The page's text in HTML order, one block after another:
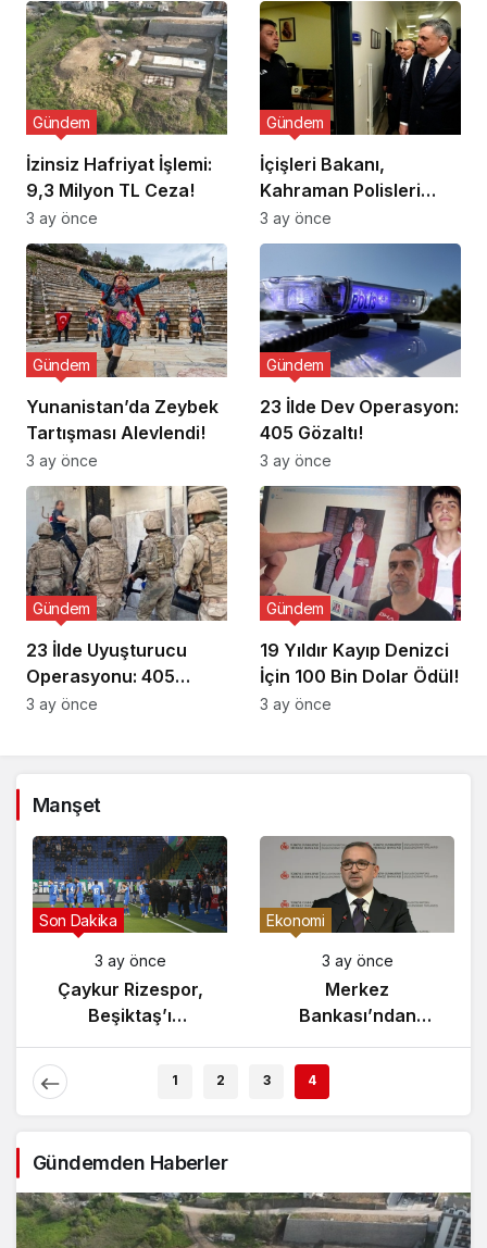
İzinsiz Hafriyat İşlemi:
9,3 Milyon TL Ceza!
Gündem
3 ay önce
İçişleri Bakanı,
Kahraman Polisleri
Ziyaret Etti
Gündem
3 ay önce
Yunanistan’da Zeybek
Tartışması Alevlendi!
Gündem
3 ay önce
23 İlde Dev Operasyon:
405 Gözaltı!
Gündem
3 ay önce
23 İlde Uyuşturucu
Operasyonu: 405
Gözaltı!
Gündem
3 ay önce
19 Yıldır Kayıp Denizci
İçin 100 Bin Dolar Ödül!
Gündem
3 ay önce
Manşet
Son Dakika
3 ay önce
Çaykur Rizespor,
Beşiktaş’ı
Ağırlıyor!
Ekonomi
3 ay önce
Bankası’ndan
Enflasyon
1 2 3 4
Gündemden Haberler